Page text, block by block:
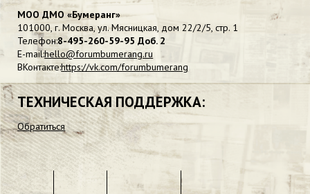
МОО ДМО «Бумеранг»
101000, г. Москва, ул. Мясницкая, дом 22/2/5, стр. 1
Телефон:8-495-260-59-95 Доб. 2
E-mail:hello@forumbumerang.ru
ВКонтакте:https://vk.com/forumbumerang
ТЕХНИЧЕСКАЯ ПОДДЕРЖКА:
Обратиться